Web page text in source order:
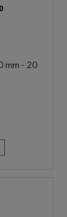
mm - 20